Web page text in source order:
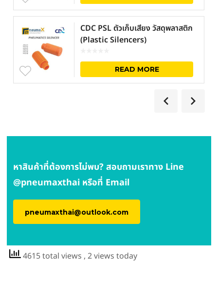
CDC PSL ตัวเก็บเสียง วัสดุพลาสติก
(Plastic Silencers)
READ MORE
หาสินค้าที่ต้องการไม่พบ? สอบถามเราทาง Line
@pneumaxthai หรือที่ Email
pneumaxthai@outlook.com
4615 total views , 2 views today